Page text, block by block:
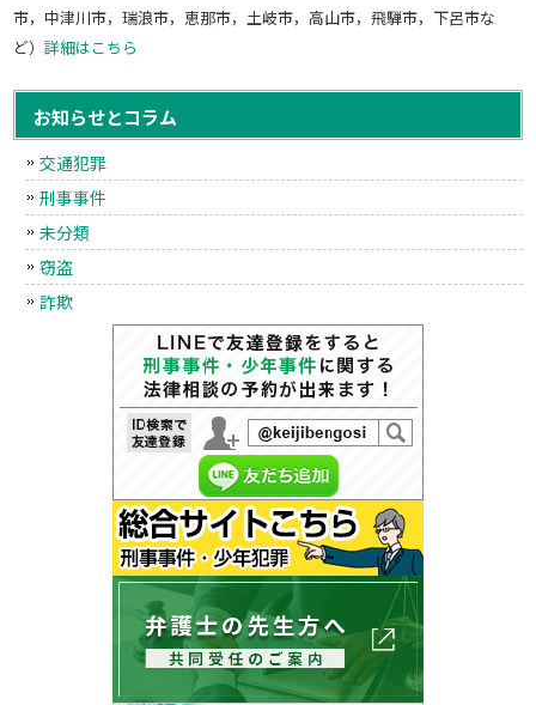
市，中津川市，瑞浪市，恵那市，土岐市，高山市，飛騨市，下呂市な
ど）詳細はこちら
お知らせとコラム
交通犯罪
刑事事件
未分類
窃盗
詐欺